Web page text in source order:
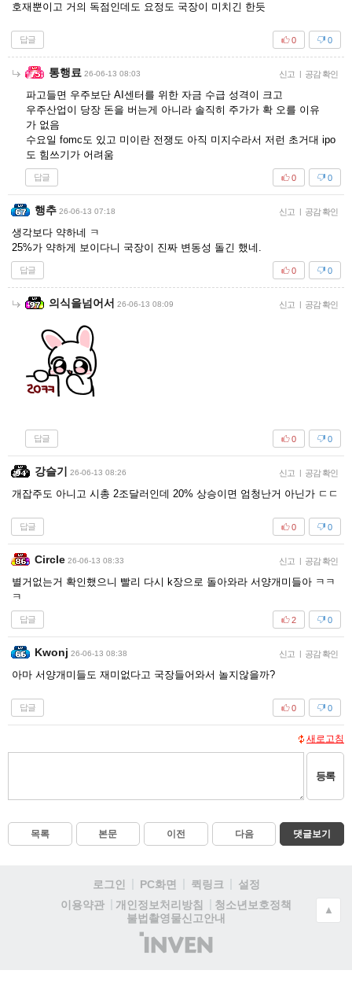
호재뿐이고 거의 독점인데도 요정도 국장이 미치긴 한듯
답글 0
0
통행료 26-06-13 08:03 신고 | 공감 확인
파고들면 우주보단 AI센터를 위한 자금 수급 성격이 크고
우주산업이 당장 돈을 버는게 아니라 솔직히 주가가 확 오를 이유
가 없음
수요일 fomc도 있고 미이란 전쟁도 아직 미지수라서 저런 초거대 ipo
도 힘쓰기가 어려움
답글 0
0
행추 26-06-13 07:18 신고 | 공감 확인
생각보다 약하네 ㅋ
25%가 약하게 보이다니 국장이 진짜 변동성 돌긴 했네.
답글 0
0
의식을넘어서 26-06-13 08:09 신고 | 공감 확인
답글 0
0
강슬기 26-06-13 08:26 신고 | 공감 확인
개잡주도 아니고 시총 2조달러인데 20% 상승이면 엄청난거 아닌가 ㄷㄷ
답글 0
0
Circle 26-06-13 08:33 신고 | 공감 확인
별거없는거 확인했으니 빨리 다시 k장으로 돌아와라 서양개미들아 ㅋㅋ
ㅋ
답글 0
2
Kwonj 26-06-13 08:38 신고 | 공감 확인
아마 서양개미들도 재미없다고 국장들어와서 놀지않을까?
답글 0
0
새로고침
등록
목록 본문 이전 다음 댓글보기
로그인 PC화면 퀵링크
설정
이용약관
개인정보처리방침
청소년보호정책
불법촬영물신고안내
(주)
인
▲